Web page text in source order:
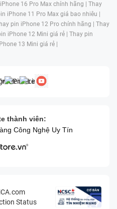
16 Pro Max chính hãng | Thay
iPhone 11 Pro Max giá bao nhiêu |
pin iPhone 12 Pro chính hãng | Thay
iPhone 12 Mini giá rẻ | Thay pin
13 Mini giá rẻ |
thành viên:
Công Nghệ Uy Tín